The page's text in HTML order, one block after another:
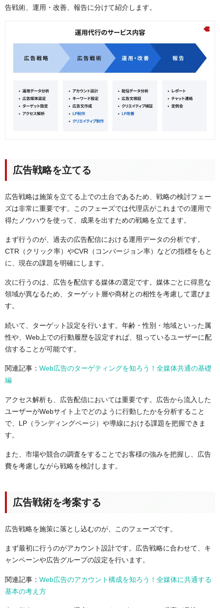
告戦術、運用・改善、報告に分けて紹介します。
広告戦略を立てる
広告戦略は施策を立てる上での土台であるため、戦略の検討フェー
ズは非常に重要です。このフェーズでは代理店がこれまでの運用で
得たノウハウを使って、成果を出すための戦略を立てます。
まず行うのが、過去の広告配信における運用データの分析です。
CTR（クリック率）やCVR（コンバージョン率）などの指標をもと
に、現在の課題を明確にします。
次に行うのは、広告を配信する媒体の選定です。媒体ごとに得意な
領域が異なるため、ターゲット層や商材との相性を考慮して選びま
す。
続いて、ターゲット設定を行います。年齢・性別・地域といった属
性や、Web上での行動履歴を設定すれば、狙っているユーザーに配
信することが可能です。
関連記事： Web広告のターゲティングを知ろう！全媒体共通の基礎
編
アクセス解析も、広告配信においては重要です。広告から流入した
ユーザーがWebサイト上でどのように行動したかを分析すること
で、LP（ランディングページ）や導線における課題を把握できま
す。
また、市場や競合の調査をすることでお客様の強みを把握し、広告
費を考慮しながら戦略を検討します。
広告戦術を考案する
広告戦略を施策に落とし込むのが、このフェーズです。
まず最初に行うのがアカウント設計です。広告戦略に合わせて、キ
ャンペーンや広告グループの設定を行います。
関連記事： Web広告のアカウント構成を知ろう！全媒体に共通する
基本の考え方